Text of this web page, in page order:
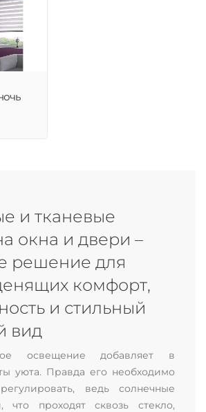
и тканевые
окна и двери –
решение для
комфорт,
и стильный
вид
освещение добавляет в
уюта. Правда его необходимо
ведь солнечные
что проходят сквозь стекло,